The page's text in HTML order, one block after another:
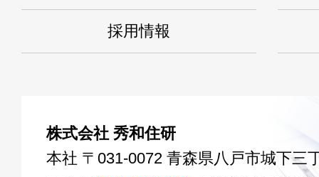
採用情報
株式会社 秀和住研
本社 〒031-0072 青森県八戸市城下三